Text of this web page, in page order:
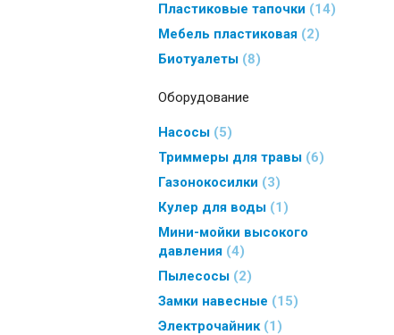
Пластиковые тапочки
14
Мебель пластиковая
2
Биотуалеты 8
Оборудование
Насосы
5
Триммеры для травы 6
Газонокосилки
3
Кулер для воды
1
Мини-мойки высокого
давления 4
Пылесосы
2
Замки навесные
15
Электрочайник 1